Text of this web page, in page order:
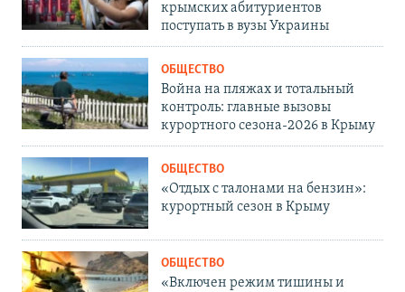
крымских абитуриентов
поступать в вузы Украины
ОБЩЕСТВО
Война на пляжах и тотальный
контроль: главные вызовы
курортного сезона-2026 в Крыму
ОБЩЕСТВО
«Отдых с талонами на бензин»:
курортный сезон в Крыму
ОБЩЕСТВО
«Включен режим тишины и